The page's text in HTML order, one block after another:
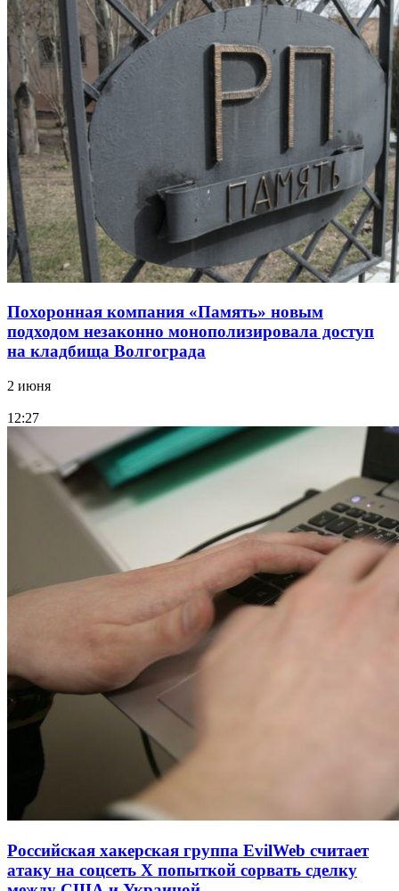
Похоронная компания «Память» новым
подходом незаконно монополизировала доступ
на кладбища Волгограда
2 июня
12:27
Российская хакерская группа EvilWeb считает
атаку на соцсеть Х попыткой сорвать сделку